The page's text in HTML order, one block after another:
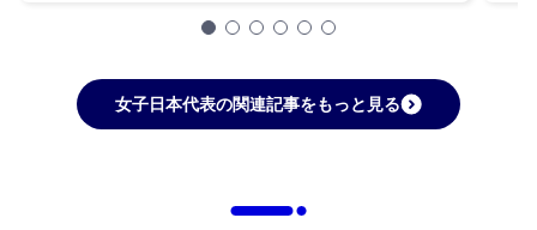
女子日本代表の関連記事をもっと見る